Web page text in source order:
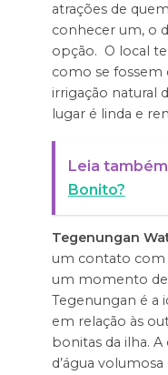
atrações de
conhecer um, o
opção. O local
como se fossem
irrigação natural
lugar é linda e
Leia
Bonito?
Tegenungan
um contato com
um momento de
Tegenungan é a
em relação às
bonitas da ilha.
d’água